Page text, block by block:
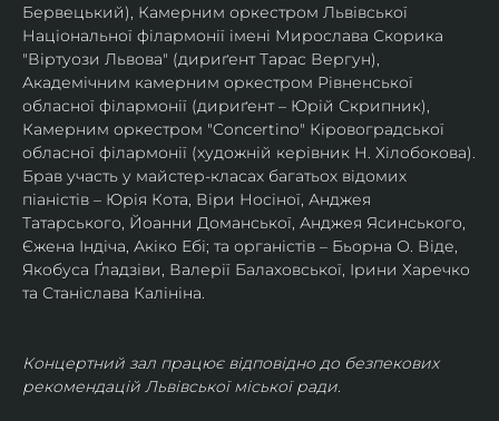
Бервецький), Камерним оркестром Львівської
Національної філармонії імені Мирослава Скорика
"Віртуози Львова" (дириґент Тарас Вергун),
Академічним камерним оркестром Рівненської
обласної філармонії (дириґент – Юрій Скрипник),
Камерним оркестром "Concertino" Кіровоградської
обласної філармонії (художній керівник Н. Хілобокова).
Брав участь у майстер-класах багатьох відомих
піаністів – Юрія Кота, Віри Носіної, Анджея
Татарського, Йоанни Доманської, Анджея Ясинського,
Єжена Індіча, Акіко Ебі; та органістів – Бьорна О. Віде,
Якобуса Ґладзіви, Валерії Балаховської, Ірини Харечко
та Станіслава Калініна.
Концертний зал працює відповідно до безпекових
рекомендацій Львівської міської ради.